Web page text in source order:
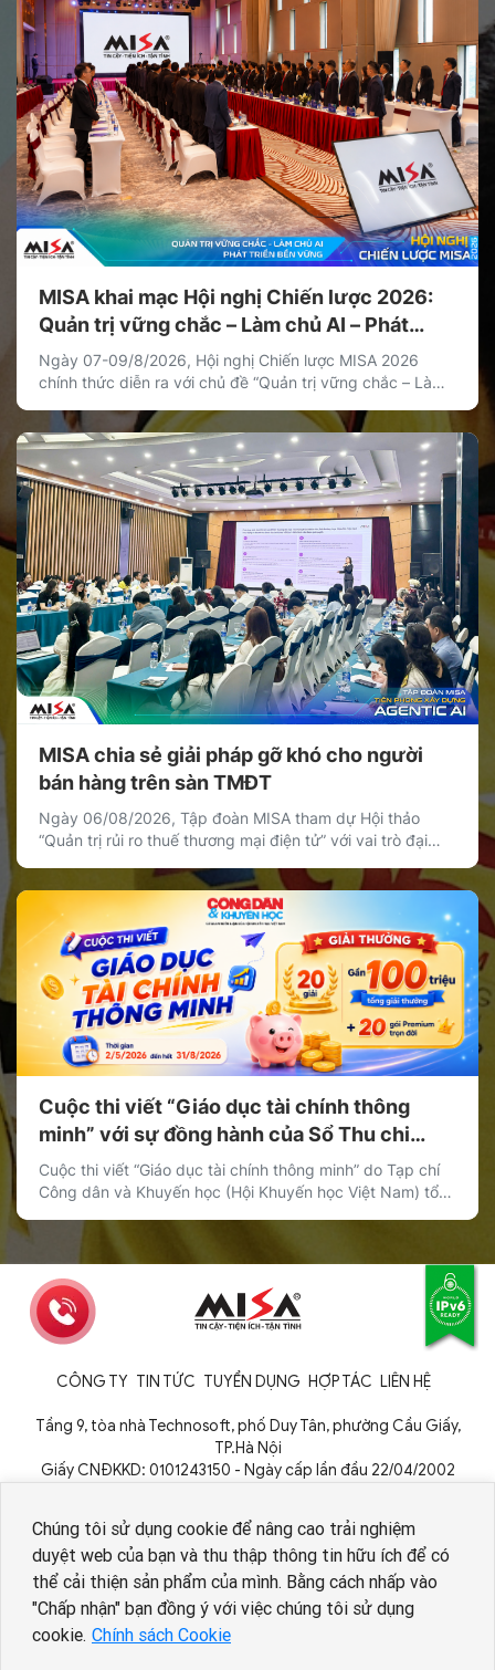
Chúng tôi sử dụng cookie để nâng cao trải nghiệm
duyệt web của bạn và thu thập thông tin hữu ích để có
thể cải thiện sản phẩm của mình. Bằng cách nhấp vào
"Chấp nhận" bạn đồng ý với việc chúng tôi sử dụng
cookie. Chính sách Cookie
MISA khai mạc Hội nghị Chiến lược 2026:
Quản trị vững chắc – Làm chủ AI – Phát
triển bền vững
Ngày 07-09/8/2026, Hội nghị Chiến lược MISA 2026
chính thức diễn ra với chủ đề “Quản trị vững chắc – Làm
lược thường niên của MISA nhằm thống nhất định hướng
phát triển dài hạn, xác lập các ưu tiên chiến lược […]
MISA chia sẻ giải pháp gỡ khó cho người
bán hàng trên sàn TMĐT
Ngày 06/08/2026, Tập đoàn MISA tham dự Hội thảo
“Quản trị rủi ro thuế thương mại điện tử” với vai trò đại
chia sẻ giải pháp giúp cá nhân, hộ kinh doanh và doanh
nghiệp bán hàng trên nền tảng thương mại điện tử quản
[…]
Cuộc thi viết “Giáo dục tài chính thông
minh” với sự đồng hành của Sổ Thu chi
MISA
Cuộc thi viết “Giáo dục tài chính thông minh” do Tạp chí
Công dân và Khuyến học (Hội Khuyến học Việt Nam) tổ
Cuộc thi hướng tới mục tiêu lan tỏa […]
CÔNG TY TIN TỨC TUYỂN DỤNG HỢP TÁC LIÊN HỆ
Tầng 9, tòa nhà Technosoft, phố Duy Tân, phường Cầu Giấy,
TP.Hà Nội
Giấy CNĐKKD: 0101243150 - Ngày cấp lần đầu 22/04/2002
Copyright © 1994 - 2026 MISA JSC
Nhân viên AI tuyển dụng